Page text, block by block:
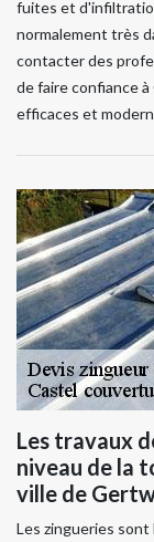
fuites et
normalement très
contacter des
de faire confiance
efficaces et
Les travaux
niveau de la
ville de
Les zingueries